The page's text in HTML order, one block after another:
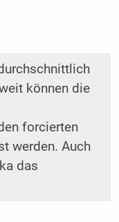
können die
forcierten
werden. Auch
das